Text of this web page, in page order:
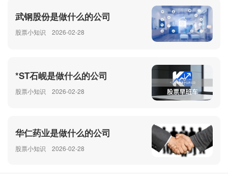
武钢股份是做什么的公司
股票小知识 2026-02-28
*ST石岘是做什么的公司
股票小知识 2026-02-28
华仁药业是做什么的公司
股票小知识 2026-02-28